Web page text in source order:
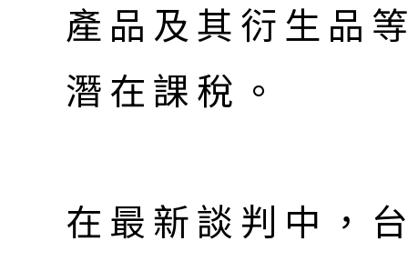
產品及其衍生品
潛在課稅。
在最新談判中，